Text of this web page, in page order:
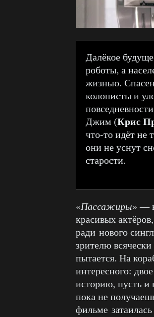
Далёкое
роботы, а
жизнью.
колонисты и
Джим (Крис
что-то идёт не
они не уснут
старости.
«Пассажиры» —
красивых
ради нового
зрителю
пытается. На
интересного:
историю, пусть и
пока не
фильме